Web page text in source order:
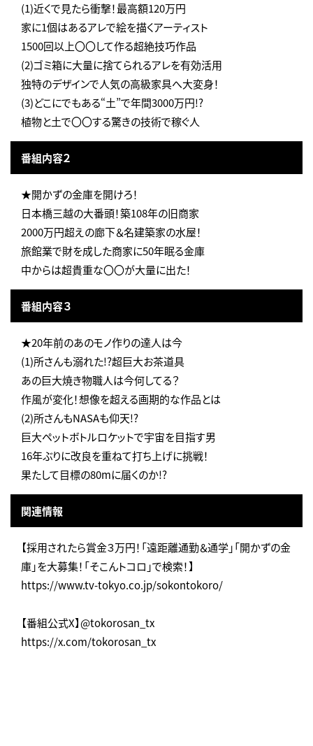
(1)近くで見たら衝撃！最高額120万円
家に1個はあるアレで絵を描くアーティスト
1500回以上〇〇して作る超絶技巧作品
(2)ゴミ箱に大量に捨てられるアレを有効活用
独特のデザインで人気の高級家具へ大変身！
(3)どこにでもある“土”で年間3000万円!?
植物と土で〇〇する驚きの技術で稼ぐ人
番組内容２
★開かずの金庫を開けろ！
日本橋三越の大番頭！築108年の旧商家
2000万円超えの廊下＆名建築家の水屋！
旅館業で財を成した商家に50年眠る金庫
中からは超貴重な〇〇が大量に出た！
番組内容３
★20年前のあのモノ作りの達人は今
(1)所さんも溺れた!?超巨大お茶道具
あの巨大焼き物職人は今何してる？
作風が変化！想像を超える画期的な作品とは
(2)所さんもNASAも仰天!?
巨大ペットボトルロケットで宇宙を目指す男
16年ぶりに改良を重ねて打ち上げに挑戦！
果たして目標の80mに届くのか!?
関連情報
【採用されたら賞金３万円！「遠距離通勤＆通学」「開かずの金
庫」を大募集！「そこんトコロ」で検索！】
https://www.tv-tokyo.co.jp/sokontokoro/
【番組公式X】@tokorosan_tx
https://x.com/tokorosan_tx